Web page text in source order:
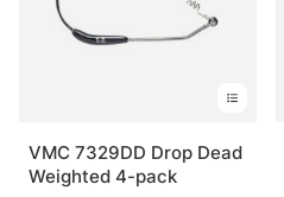
VMC 7329DD Drop Dead
Weighted 4-pack